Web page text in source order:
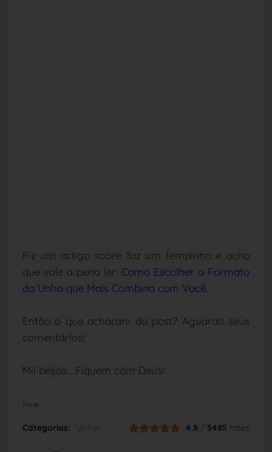
Fiz um artigo sobre faz um tempinho e acho
que vale a pena ler: Como Escolher o Formato
da Unha que Mais Combina com Você.
Então o que acharam do post? Aguardo seus
comentários!
Mil beijos... Fiquem com Deus!
Fonte
Categorias: Unhas 4.8 / 3485 rates